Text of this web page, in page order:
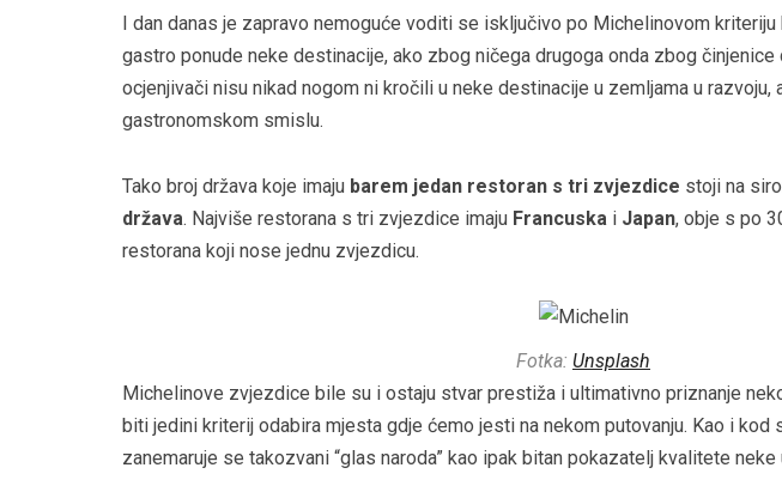
I dan danas je zapravo nemoguće voditi se isključivo po Michelinovom
gastro ponude neke destinacije, ako zbog ničega drugoga onda zbog
ocjenjivači nisu nikad nogom ni kročili u neke destinacije u zemljama u razvoju,
gastronomskom smislu.
Tako broj država koje imaju barem jedan restoran s tri zvjezdice stoji na
država. Najviše restorana s tri zvjezdice imaju Francuska i Japan, obje s po
restorana koji nose jednu zvjezdicu.
Fotka: Unsplash
Michelinove zvjezdice bile su i ostaju stvar prestiža i ultimativno priznanje
biti jedini kriterij odabira mjesta gdje ćemo jesti na nekom putovanju. Kao i kod
zanemaruje se takozvani “glas naroda” kao ipak bitan pokazatelj kvalitete neke